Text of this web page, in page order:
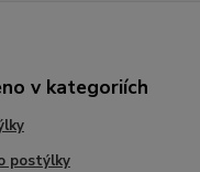
v kategoriích
postýlky